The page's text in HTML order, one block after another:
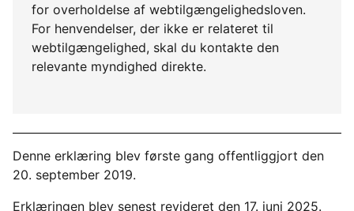
for overholdelse af webtilgængelighedsloven.
For henvendelser, der ikke er relateret til
webtilgængelighed, skal du kontakte den
relevante myndighed direkte.
Denne erklæring blev første gang offentliggjort den
20. september 2019.
Erklæringen blev senest revideret den 17. juni 2025.